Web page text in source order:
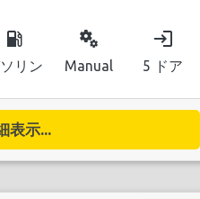
local_gas_station
リン
miscellaneous_services
Manual
login
5 ドア
表示...